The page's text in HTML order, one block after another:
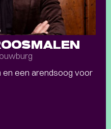
een arendsoog voor